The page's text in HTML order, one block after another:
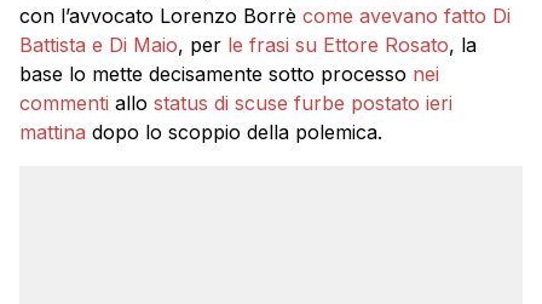
con l’avvocato Lorenzo Borrè come avevano fatto Di
Battista e Di Maio, per le frasi su Ettore Rosato, la
base lo mette decisamente sotto processo nei
commenti allo status di scuse furbe postato ieri
mattina dopo lo scoppio della polemica.